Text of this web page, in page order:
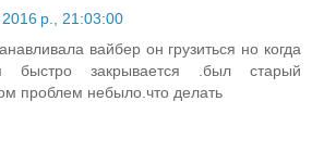
р., 21:03:00
вайбер он грузиться но когда
быстро закрывается .был старый
проблем небыло.что делать